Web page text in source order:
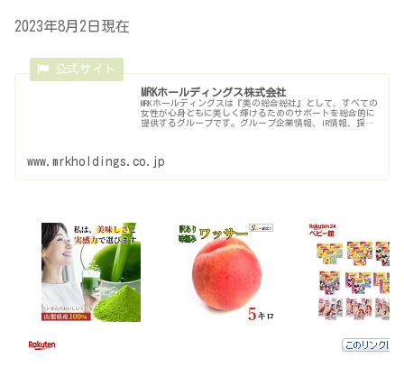
2023年8月2日現在
MRKホールディングス株式会社
MRKホールディングスは『美の総合総社』として、すべての
女性が心身ともに美しく輝けるためのサポートを総合的に
提供するグループです。グループ企業情報、IR情報、採用
www.mrkholdings.co.jp